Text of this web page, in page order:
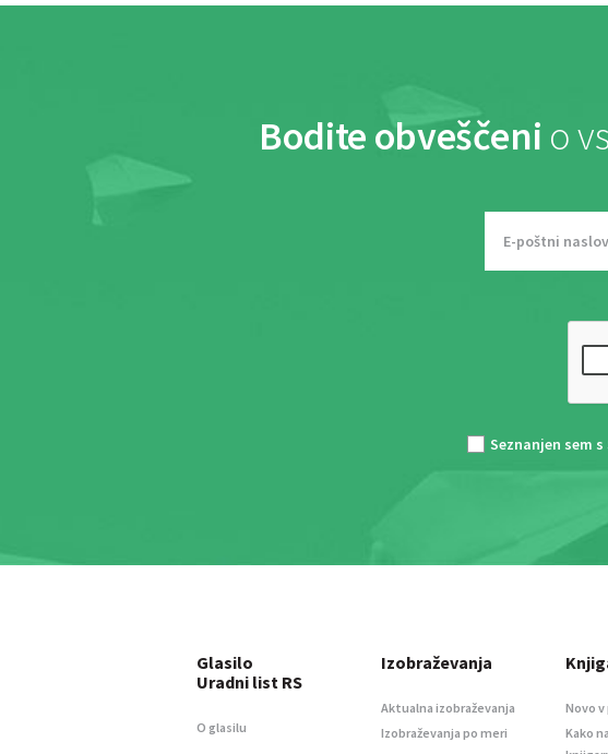
Bodite obveščeni o
Seznanjen sem s
Glasilo
Uradni list RS
O glasilu
Izobraževanja
Aktualna izobraževanja
Izobraževanja po meri
Novo
Kako